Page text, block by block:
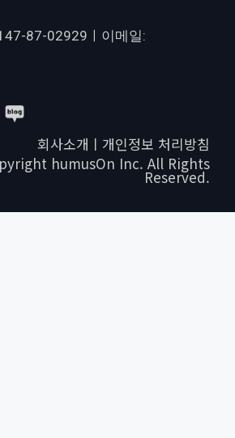
87-02929ㅣ이메일:
회사소개ㅣ개인정보 처리방침
humusOn Inc. All Rights
Reserved.